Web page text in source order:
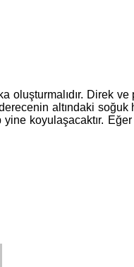
Direk
derecenin altındaki
koyulaşacaktır.